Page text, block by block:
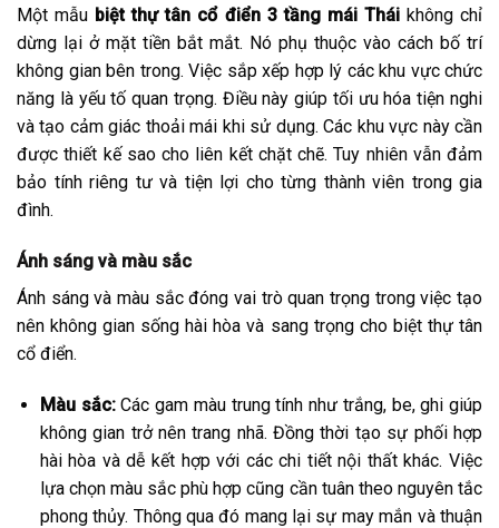
Một mẫu biệt thự tân cổ điển 3 tầng mái Tháikhông chỉ
dừng lại ở mặt tiền bắt mắt. Nó phụ thuộc vào cách bố trí
không gian bên trong. Việc sắp xếp hợp lý các khu vực chức
năng là yếu tố quan trọng. Điều này giúp tối ưu hóa tiện nghi
và tạo cảm giác thoải mái khi sử dụng. Các khu vực này cần
được thiết kế sao cho liên kết chặt chẽ. Tuy nhiên vẫn đảm
bảo tính riêng tư và tiện lợi cho từng thành viên trong gia
đình.
Ánh sáng và màu sắc
Ánh sáng và màu sắc đóng vai trò quan trọng trong việc tạo
nên không gian sống hài hòa và sang trọng cho biệt thự tân
cổ điển.
Màu sắc:Các gam màu trung tính như trắng, be, ghi giúp
không gian trở nên trang nhã. Đồng thời tạo sự phối hợp
hài hòa và dễ kết hợp với các chi tiết nội thất khác. Việc
lựa chọn màu sắc phù hợp cũng cần tuân theo nguyên tắc
phong thủy. Thông qua đó mang lại sự may mắn và thuận